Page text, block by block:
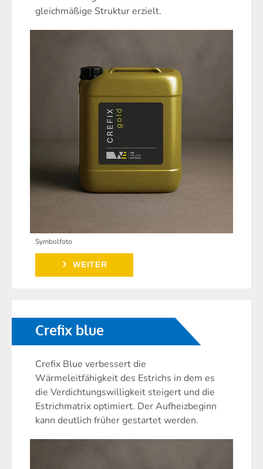
gleichmäßige Struktur erzielt.
Symbolfoto
WEITER
Crefix blue
Crefix Blue verbessert die
Wärmeleitfähigkeit des Estrichs in dem es
die Verdichtungswilligkeit steigert und die
Estrichmatrix optimiert. Der Aufheizbeginn
kann deutlich früher gestartet werden.